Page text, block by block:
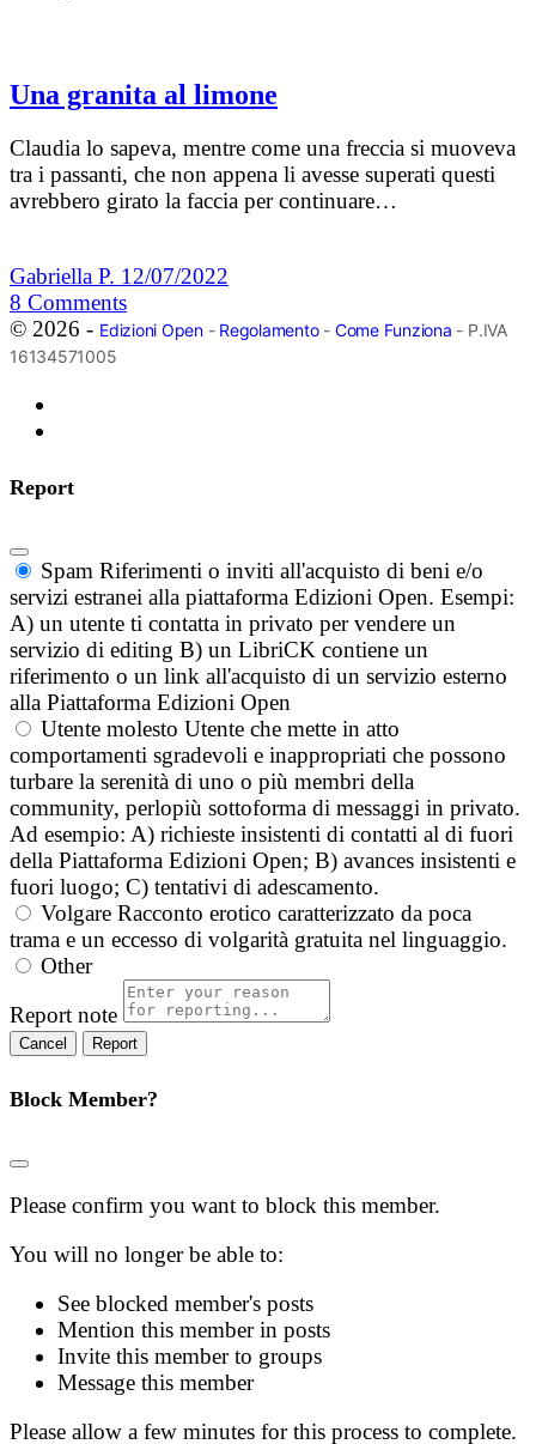
Una granita al limone
Claudia lo sapeva, mentre come una freccia si muoveva
tra i passanti, che non appena li avesse superati questi
avrebbero girato la faccia per continuare…
Gabriella P. 12/07/2022
8 Comments
© 2026 - Edizioni Open- Regolamento- Come Funziona - P.IVA
16134571005
Report
Spam Riferimenti o inviti all'acquisto di beni e/o
servizi estranei alla piattaforma Edizioni Open. Esempi:
A) un utente ti contatta in privato per vendere un
servizio di editing B) un LibriCK contiene un
riferimento o un link all'acquisto di un servizio esterno
alla Piattaforma Edizioni Open
Utente molesto Utente che mette in atto
comportamenti sgradevoli e inappropriati che possono
turbare la serenità di uno o più membri della
community, perlopiù sottoforma di messaggi in privato.
Ad esempio: A) richieste insistenti di contatti al di fuori
della Piattaforma Edizioni Open; B) avances insistenti e
fuori luogo; C) tentativi di adescamento.
Volgare Racconto erotico caratterizzato da poca
trama e un eccesso di volgarità gratuita nel linguaggio.
Other
Report note
Report
Block Member?
Please confirm you want to block this member.
You will no longer be able to:
See blocked member's posts
Mention this member in posts
Invite this member to groups
Message this member
Please allow a few minutes for this process to complete.